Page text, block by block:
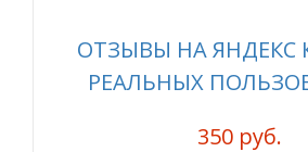
ОТЗЫВЫ НА ЯНДЕКС
РЕАЛЬНЫХ
350 руб.